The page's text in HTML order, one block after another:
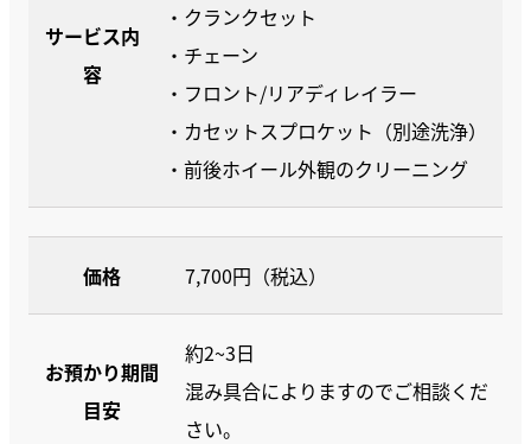
サービス内
容
・クランクセット
・チェーン
・フロント/リアディレイラー
・カセットスプロケット（別途洗浄）
・前後ホイール外観のクリーニング
価格 7,700円（税込）
お預かり期間
目安
約2~3日
混み具合によりますのでご相談くだ
さい。